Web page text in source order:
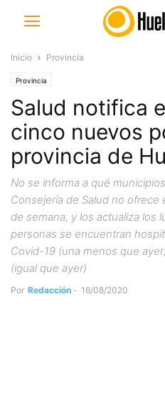
Inicio Provincia
Provincia
Salud notifica
cinco nuevos
provincia de
No se informa a qué
Consejería de Salud no
de semana, y los actualiza los
personas se encuentran
Covid-19 (una menos que
(igual que ayer)
Por Redacción - 16/08/2020